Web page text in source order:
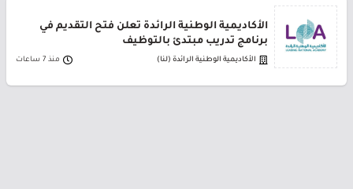
الأكاديمية الوطنية الرائدة تعلن فتح التقديم في
برنامج تدريب مبتدئ بالتوظيف
الأكاديمية الوطنية الرائدة (لنا) منذ 7 ساعات